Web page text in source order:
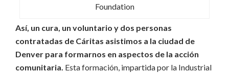
Foundation
Así, un cura, un voluntario y dos personas
contratadas de Cáritas asistimos a la ciudad de
Denver para formarnos en aspectos de la acción
comunitaria. Esta formación, impartida por la Industrial